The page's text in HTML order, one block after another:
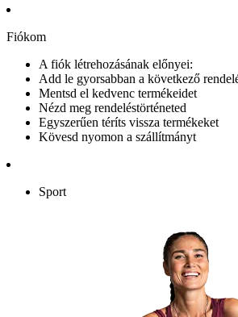
Fiókom
A fiók létrehozásának előnyei:
Add le gyorsabban a következő
Mentsd el kedvenc termékeidet
Nézd meg rendeléstörténeted
Egyszerűen téríts vissza termékeket
Kövesd nyomon a szállítmányt
Sport